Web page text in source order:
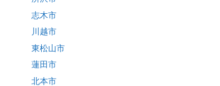
志木市
川越市
東松山市
蓮田市
北本市